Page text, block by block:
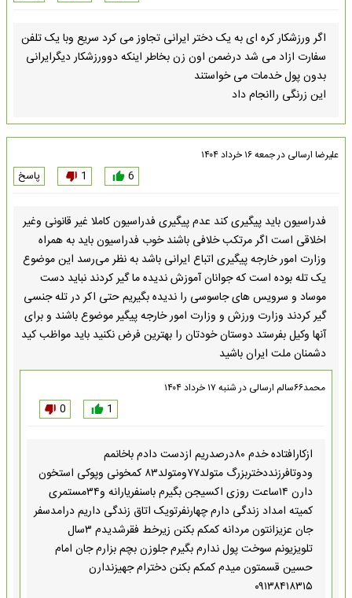
اگر ورزشکار کره ای به یک دختر ایرانی تجاوز می کرد سریع وبا یک تلفن
سفارت ازاد می شد درضمن اون زن بخاطر اینکه دوورزشکار دیگرایرانی
بدون پول خدمات می خواستند
این زرنگی راانجام داد
علیرضا ارسالی درجمعه ۱۶ خرداد ۱۴۰۴
6
1 پاسخ
فدراسیون باید پیگیری کند عدم پیگیری فدراسیون کاملا غیر قانونی وغیر
اخلاقی است اگر مرتکب خلافی باشند خوب فدراسیون باید به همراه
وزارت امور خارجه پیگیری اتباع ایرانی باشد به نظر می‌رسد این موضوع
یک تله بوده است که جوانان آموزش ندیده ما گیر کردند نباید دست
موساد و سرویس های جاسوسی را ندیده بگیریم حتی اکر در تله جنسی
گیر کردند وزارت ورزش و وزارت امور خارجه پیگیر موضوع باشند و برای
آنها وکیل بفرستد دوستان خودتان را بهترین فرض نکنید باید مواظب کید
دشمنان ملت ایران باشید
محمد۶۶سالم ارسالی درشنبه ۱۷ خرداد ۱۴۰۴
1
0
ازکارافتاده خدم ۸۰درصدریم ازدست دادم باخانمم
ودوتافرزنددختربزرگ متولد۷۷ومتولد۸۳ کمخونی وپوکی استخون
دارن ۱۴ساعت روزی اکسیجن بگیرم باسنفریارانه و۳۴مستمری
کمیته امداد زندگی دارم چهارنفرتویک اتاق زندگی داریم درامدسفر
جان عزیزانتون مردانه کمکم بکنن زیرخط فقرشدیدم ۳سال
تلویزیونم سوخت پول ندارم بگیرم جلوزن بچم بزارم جان امام
حسین قسمتون میدم کمکم بکنن دخترام جهیزندارن
۰۹۱۳۸۴۱۸۳۱۵